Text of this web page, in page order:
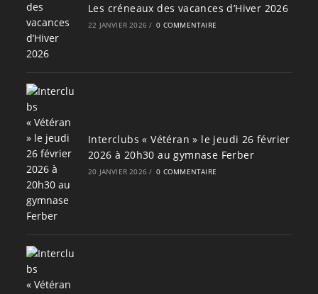
Les créneaux des vacances d’Hiver 2026
22 JANVIER 2026 / 0 COMMENTAIRE
Interclubs « Vétéran » le jeudi 26 février
2026 à 20h30 au gymnase Ferber
20 JANVIER 2026 / 0 COMMENTAIRE